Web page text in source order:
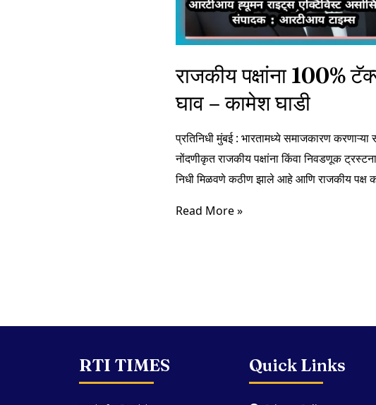
राजकीय पक्षांना 100%
घाव – कामेश घाडी
प्रतिनिधी मुंबई : भारतामध्ये समाजकारण
नोंदणीकृत राजकीय पक्षांना किंवा निवडणूक
निधी मिळवणे कठीण झाले आहे आणि राजकीय
Read More »
RTI TIMES Quick Links